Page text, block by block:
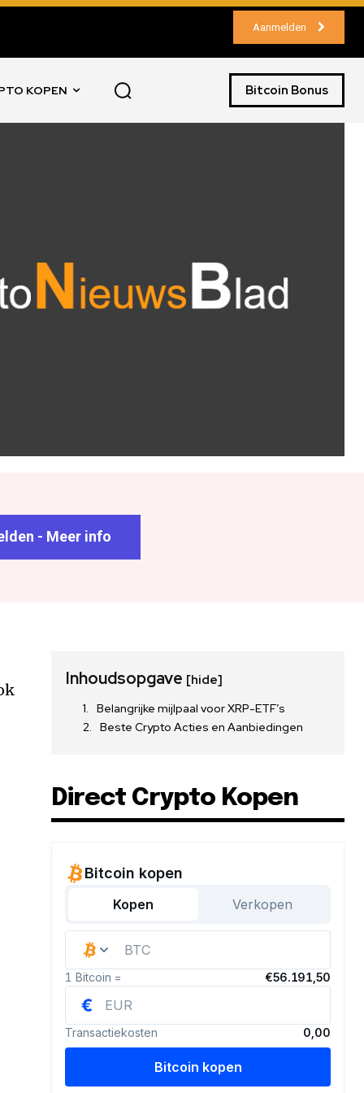
Aanmelden
KOPEN Bitcoin Bonus
- Meer info
Inhoudsopgave [hide]
Belangrijke mijlpaal voor XRP-ETF’s
Beste Crypto Acties en Aanbiedingen
Direct Crypto Kopen